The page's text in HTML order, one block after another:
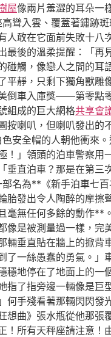
屋像兩片羞澀的耳朵一
聳入雲、覆蓋著鏽跡
人敢在它面前失敗十
最後的溫柔提醒：「
碰觸，像戀人之間的
平靜，只剩下獨角獸
倒車入庫獎——第零點
組成的巨大網格共享會
按喇叭，但喇叭發出的
安全帽的人朝他衝來
！」領頭的泊車警察
垂直泊車？那是在第
名為**《新手泊車七
胎發出令人陶醉的摩
毫無任何多餘的動作**
像是被測量過一樣，
輛垂直貼在牆上的掀
一絲愚蠢的勇氣。」
穩地停在了地面上的
指了指旁邊一輛像是
何手殘看著那輛閃閃發
想曲》張水瓶從他那
！所有天秤座請注意